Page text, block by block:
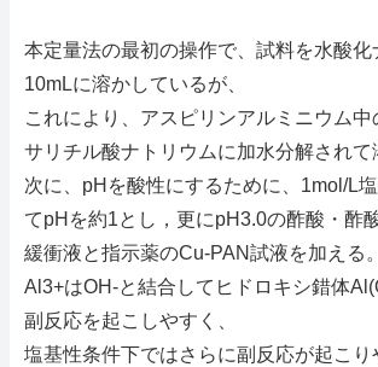
本定量法の最初の操作で、試料を水酸化
10mLに溶かしているが、
これにより、アスピリンアルミニウム
サリチル酸ナトリウムに加水分解されて
次に、pHを酸性にするために、1mol/L
てpHを約1とし，更にpH3.0の酢酸・酢
緩衝液と指示薬のCu-PAN試液を加える。
Al3+はOH-と結合してヒドロキシ錯体
副反応を起こしやすく、
塩基性条件下ではさらに副反応が起こり